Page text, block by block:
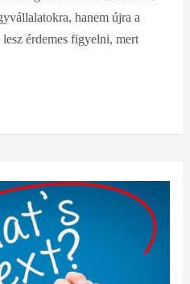
hanem újra a
érdemes figyelni, mert